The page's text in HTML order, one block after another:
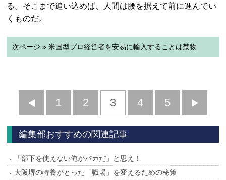
る。そこまで追い込めば、人間は腰を据えて前に進んでい
くものだ。
次ページ » 米国型プロ経営者を安易に輸入することは禁物
前
へ
1 2 3 4 5
へ
編集部おすすめの関連記事
「部下を使えない俺がバカだ」と思え！
大阪堺の特養がとった「職場」を変えるための秘策